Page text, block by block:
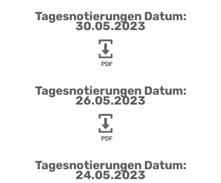
Tagesnotierungen Datum:
30.05.2023
PDF
Tagesnotierungen Datum:
26.05.2023
PDF
Tagesnotierungen Datum:
24.05.2023